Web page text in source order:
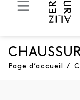
Page d’accueil /